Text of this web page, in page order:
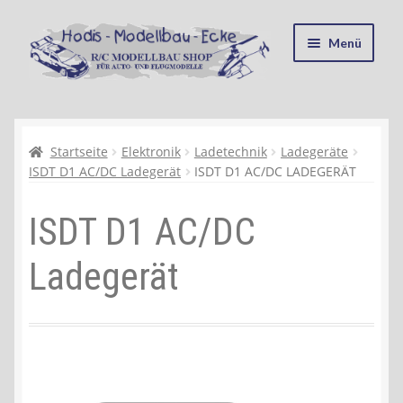
Zur
Navigation
springen
Zum
Inhalt
springen
Menü
Kasse
Recycling, Entsorgung und Umwelt
Shop
Startseite Elektronik Ladetechnik
Ladegeräte
ISDT D1 AC/DC Ladegerät
ISDT D1 AC/DC LADEGERÄT
ISDT D1 AC/DC
Ladegerät